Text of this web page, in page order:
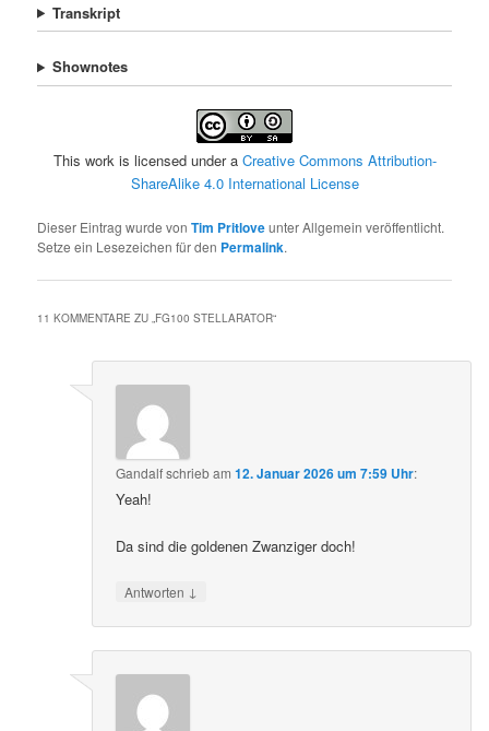
Transkript
Shownotes
This work is licensed under a Creative Commons Attribution-
ShareAlike 4.0 International License
Dieser Eintrag wurde vonTim Pritloveunter Allgemein veröffentlicht.
Setze ein Lesezeichen für den Permalink.
11 KOMMENTARE ZU „FG100 STELLARATOR“
Gandalfschriebam12. Januar 2026 um 7:59 Uhr:
Yeah!
Da sind die goldenen Zwanziger doch!
Antworten ↓